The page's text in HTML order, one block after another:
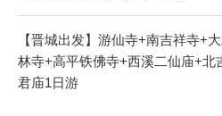
【晋城出发】游仙寺+南吉祥寺+
林寺+高平铁佛寺+西溪二仙庙+北
君庙1日游